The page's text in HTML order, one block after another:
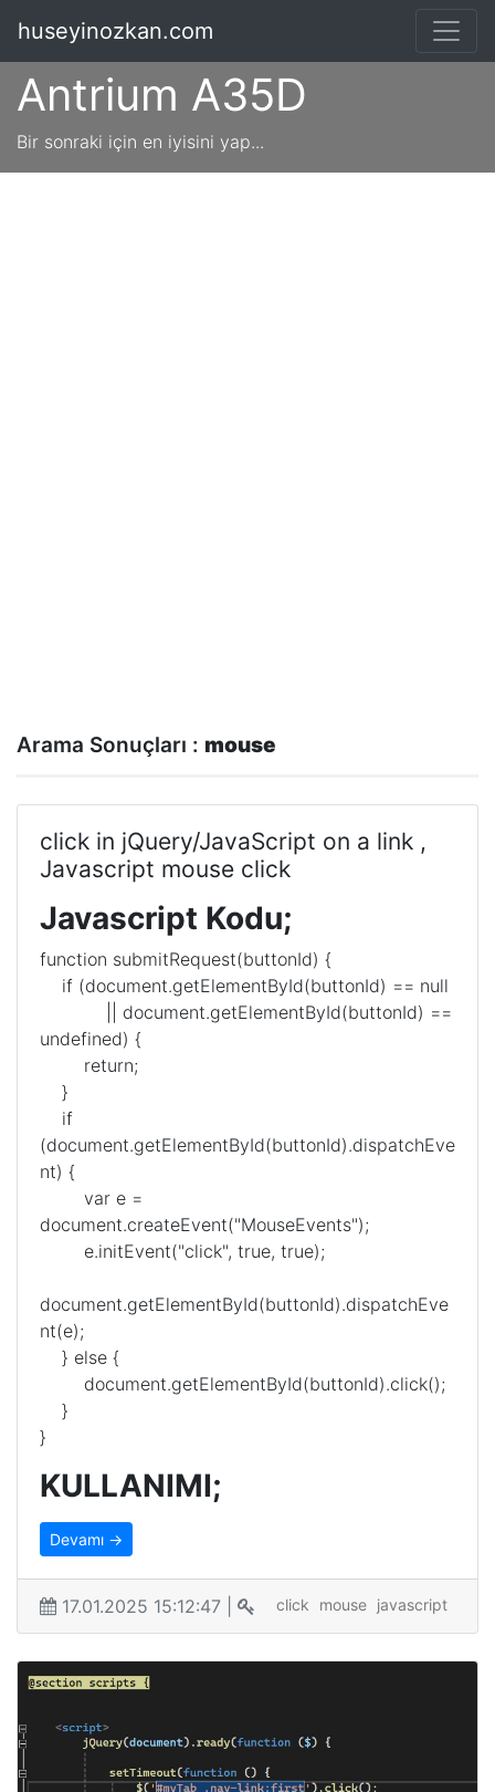
Antrium A35D
Bir sonraki için en iyisini yap...
huseyinozkan.com
Arama Sonuçları : mouse
click in jQuery/JavaScript on a link ,
Javascript mouse click
Javascript Kodu;
function submitRequest(buttonId) {
if (document.getElementById(buttonId) == null
|| document.getElementById(buttonId) ==
undefined) {
return;
}
if
(document.getElementById(buttonId).dispatchEve
nt) {
var e =
document.createEvent("MouseEvents");
e.initEvent("click", true, true);
document.getElementById(buttonId).dispatchEve
nt(e);
} else {
document.getElementById(buttonId).click();
}
}
KULLANIMI;
Devamı →
17.01.2025 15:12:47 | javascript
mouse
click